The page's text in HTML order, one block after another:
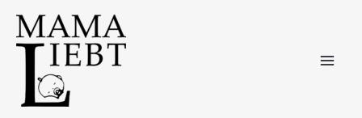
Inhalt
springen